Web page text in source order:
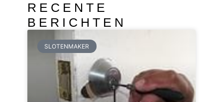
RECENTE
BERICHTEN
SLOTENMAKER